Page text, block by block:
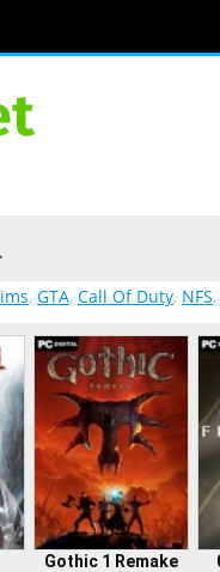
, GTA, Call Of Duty, NFS,
Gothic 1 Remake